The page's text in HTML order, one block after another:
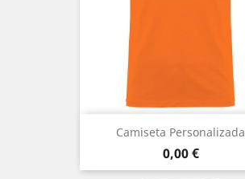
Camiseta Personalizada
Precio
0,00 €